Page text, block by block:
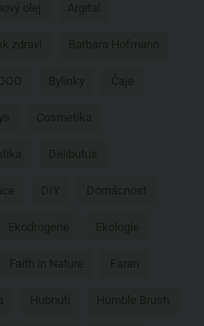
olej Argital
zdraví Barbara Hofmann
Bylinky Čaje
Cosmetika
Delibutus
DIY Domácnost
Ekodrogerie Ekologie
Faith in Nature Faran
Hubnutí Humble Brush